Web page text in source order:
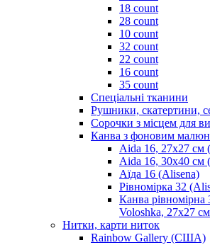
18 count
28 count
10 count
32 count
22 count
16 count
35 count
Спеціальні тканини
Рушники, скатертини,
Сорочки з місцем для
Канва з фоновим
Aida 16, 27х27 см
Aida 16, 30х40 см
Аїда 16 (Alisena)
Рівномірка 32
Канва рівномірна
Voloshka, 27х27 см
Нитки, карти ниток
Rainbow Gallery (США)